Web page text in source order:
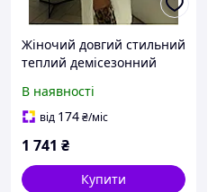
Жіночий довгий стильний
теплий демісезонний
42-46
В наявності
від 174₴/міс
1 741 ₴
Купити